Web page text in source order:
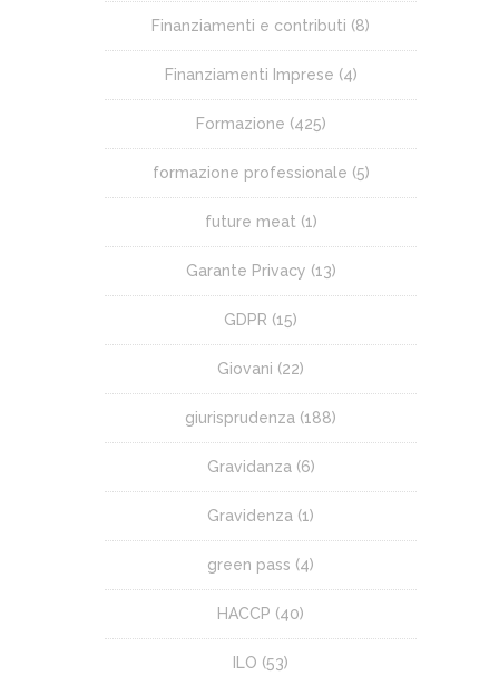
Finanziamenti e contributi (8)
Finanziamenti Imprese (4)
Formazione (425)
formazione professionale (5)
future meat (1)
Garante Privacy (13)
GDPR (15)
Giovani (22)
giurisprudenza (188)
Gravidanza (6)
Gravidenza (1)
green pass (4)
HACCP (40)
ILO (53)